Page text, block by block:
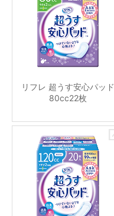
リフレ 超うす安心パッド
80cc22枚